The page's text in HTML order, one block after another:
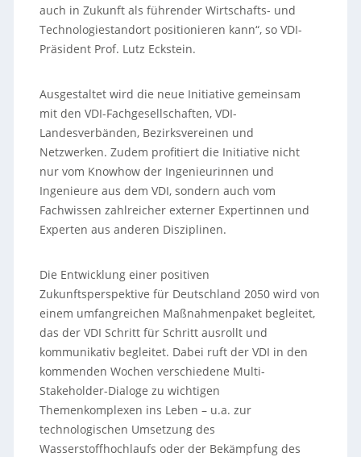
auch in Zukunft als führender Wirtschafts- und
Technologiestandort positionieren kann“, so VDI-
Präsident Prof. Lutz Eckstein.
Ausgestaltet wird die neue Initiative gemeinsam
mit den VDI-Fachgesellschaften, VDI-
Landesverbänden, Bezirksvereinen und
Netzwerken. Zudem profitiert die Initiative nicht
nur vom Knowhow der Ingenieurinnen und
Ingenieure aus dem VDI, sondern auch vom
Fachwissen zahlreicher externer Expertinnen und
Experten aus anderen Disziplinen.
Die Entwicklung einer positiven
Zukunftsperspektive für Deutschland 2050 wird von
einem umfangreichen Maßnahmenpaket begleitet,
das der VDI Schritt für Schritt ausrollt und
kommunikativ begleitet. Dabei ruft der VDI in den
kommenden Wochen verschiedene Multi-
Stakeholder-Dialoge zu wichtigen
Themenkomplexen ins Leben – u.a. zur
technologischen Umsetzung des
Wasserstoffhochlaufs oder der Bekämpfung des